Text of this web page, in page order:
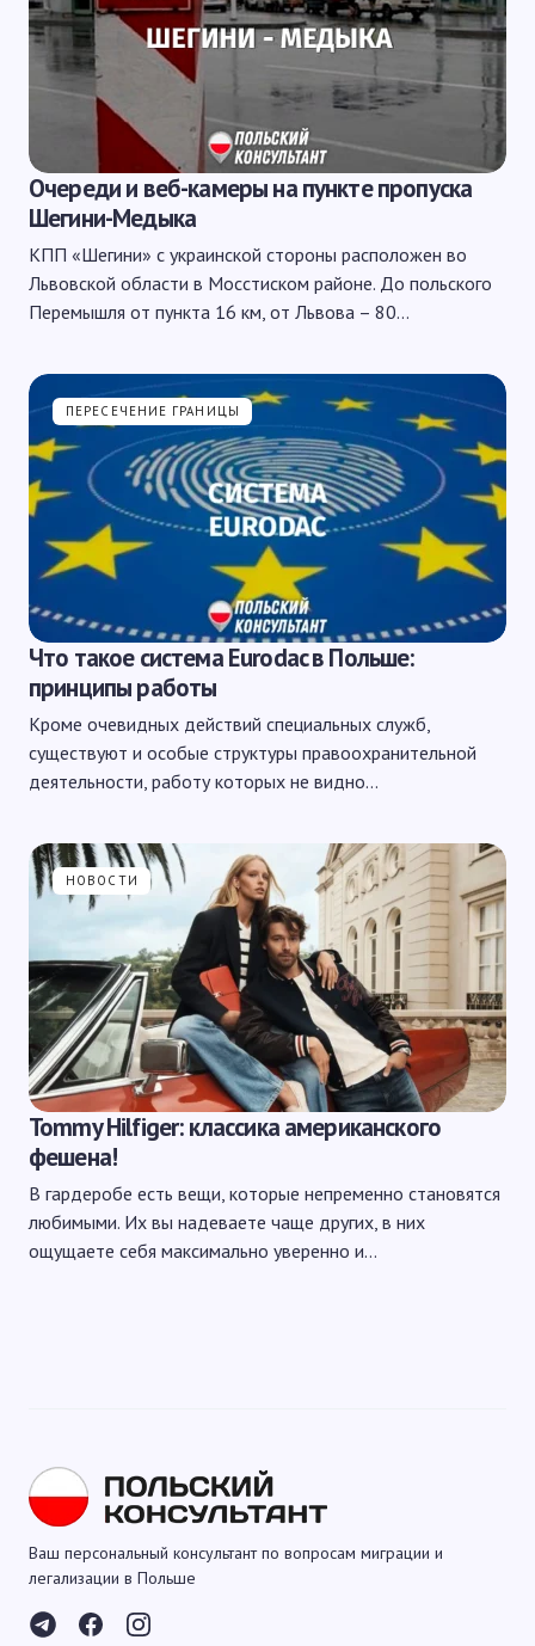
Очереди и веб-камеры на пункте пропуска
Шегини-Медыка
КПП «Шегини» с украинской стороны расположен во
Львовской области в Мосстиском районе. До польского
Перемышля от пункта 16 км, от Львова – 80…
ПЕРЕСЕЧЕНИЕ ГРАНИЦЫ
Что такое система Eurodac в Польше:
принципы работы
Кроме очевидных действий специальных служб,
существуют и особые структуры правоохранительной
деятельности, работу которых не видно…
НОВОСТИ
Tommy Hilfiger: классика американского
фешена!
В гардеробе есть вещи, которые непременно становятся
любимыми. Их вы надеваете чаще других, в них
ощущаете себя максимально уверенно и…
Ваш персональный консультант по вопросам миграции и
легализации в Польше